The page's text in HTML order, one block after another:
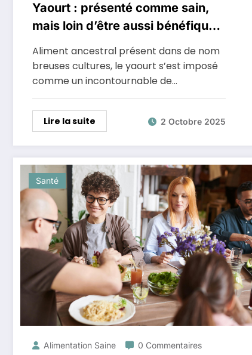
Yaourt : présenté comme sain,
mais loin d’être aussi bénéfique
qu’on le croit
Aliment ancestral présent dans de nom
breuses cultures, le yaourt s’est imposé
comme un incontournable de…
Lire la suite 2 Octobre 2025
Santé
Alimentation Saine 0 Commentaires